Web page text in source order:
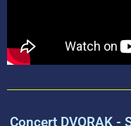
Concert DVORAK -